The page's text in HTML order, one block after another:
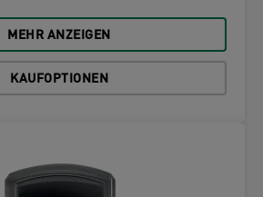
MEHR ANZEIGEN
KAUFOPTIONEN